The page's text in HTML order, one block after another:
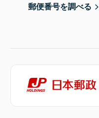
郵便番号を調べる